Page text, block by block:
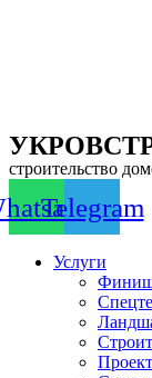
строительство
Telegram
Услуги